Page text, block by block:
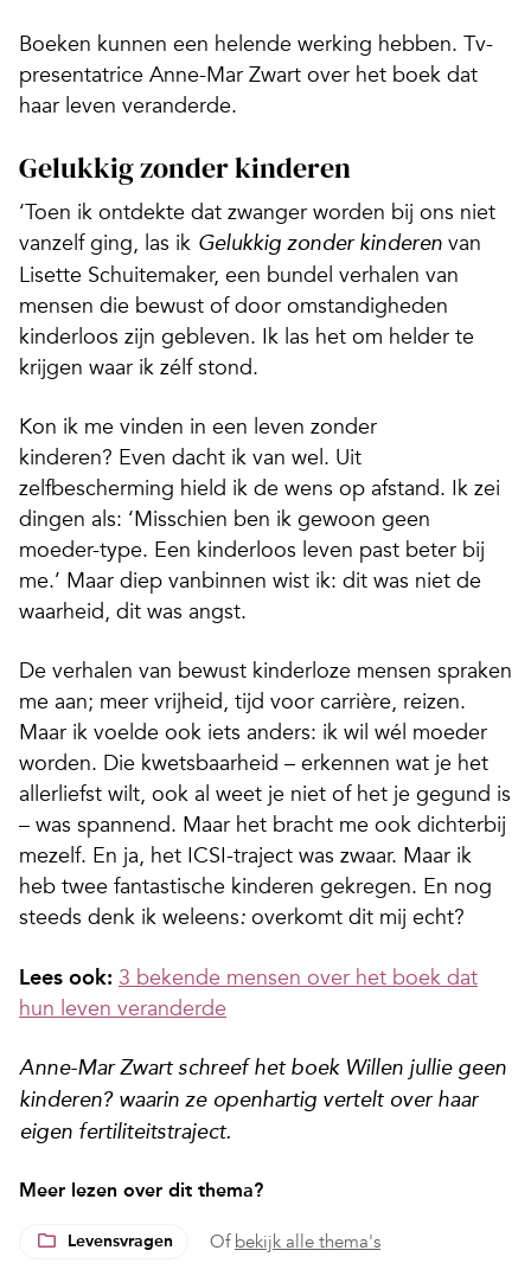
Boeken kunnen een helende werking hebben. Tv-
presentatrice Anne-Mar Zwart over het boek dat
haar leven veranderde.
Gelukkig zonder kinderen
‘Toen ik ontdekte dat zwanger worden bij ons niet
vanzelf ging, las ik Gelukkig zonder kinderen van
Lisette Schuitemaker, een bundel verhalen van
mensen die bewust of door omstandigheden
kinderloos zijn gebleven. Ik las het om helder te
krijgen waar ik zélf stond.
Kon ik me vinden in een leven zonder
kinderen? Even dacht ik van wel. Uit
zelfbescherming hield ik de wens op afstand. Ik zei
dingen als: ‘Misschien ben ik gewoon geen
moeder-type. Een kinderloos leven past beter bij
me.’ Maar diep vanbinnen wist ik: dit was niet de
waarheid, dit was angst.
De verhalen van bewust kinderloze mensen spraken
me aan; meer vrijheid, tijd voor carrière, reizen.
Maar ik voelde ook iets anders: ik wil wél moeder
worden. Die kwetsbaarheid – erkennen wat je het
allerliefst wilt, ook al weet je niet of het je gegund is
– was spannend. Maar het bracht me ook dichterbij
mezelf. En ja, het ICSI-traject was zwaar. Maar ik
heb twee fantastische kinderen gekregen. En nog
steeds denk ik weleens: overkomt dit mij echt?
Lees ook: 3 bekende mensen over het boek dat
hun leven veranderde
Anne-Mar Zwart schreef het boek Willen jullie geen
kinderen? waarin ze openhartig vertelt over haar
eigen fertiliteitstraject.
Meer lezen over dit thema?
Levensvragen Of bekijk alle thema's